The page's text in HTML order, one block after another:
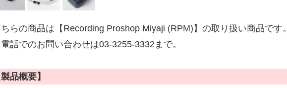
らの商品は【Recording Proshop Miyaji (RPM)】の取り扱い商品です。
話でのお問い合わせは03-3255-3332まで。
品概要】